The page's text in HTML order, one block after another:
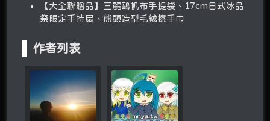
【大全聯贈品】三麗鷗帆布手提袋、17cm日式冰品
祭限定手持扇、熊頭造型毛絨擦手巾
作者列表